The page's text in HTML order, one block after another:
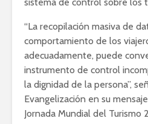
“La recopilación masiva de
comportamiento de los
adecuadamente, puede
instrumento de control
la dignidad de la persona”,
Evangelización en su
Jornada Mundial del Turismo